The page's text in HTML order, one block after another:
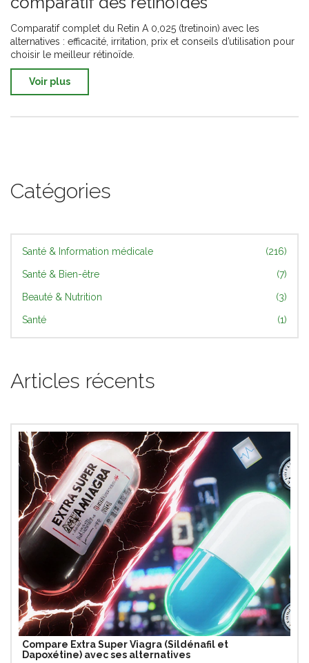
Comparatif complet du Retin A 0,025 (tretinoin) avec les
alternatives : efficacité, irritation, prix et conseils d’utilisation pour
choisir le meilleur rétinoïde.
Voir plus
Catégories
Santé & Information médicale (216)
Santé & Bien-être (7)
Beauté & Nutrition (3)
Santé (1)
Articles récents
Compare Extra Super Viagra (Sildénafil et
Dapoxétine) avec ses alternatives